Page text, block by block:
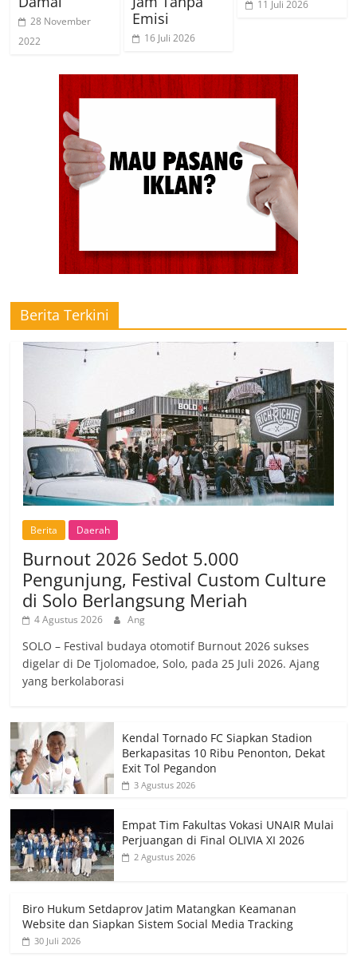
28 November
2022
Emisi
16 Juli 2026
11 Juli 2026
Berita Terkini
Berita Daerah
Burnout 2026 Sedot 5.000
Pengunjung, Festival Custom Culture
di Solo Berlangsung Meriah
4 Agustus 2026 Ang
SOLO – Festival budaya otomotif Burnout 2026 sukses
digelar di De Tjolomadoe, Solo, pada 25 Juli 2026. Ajang
yang berkolaborasi
Kendal Tornado FC Siapkan Stadion
Berkapasitas 10 Ribu Penonton, Dekat
Exit Tol Pegandon
3 Agustus 2026
Empat Tim Fakultas Vokasi UNAIR Mulai
Perjuangan di Final OLIVIA XI 2026
2 Agustus 2026
Biro Hukum Setdaprov Jatim Matangkan Keamanan
Website dan Siapkan Sistem Social Media Tracking
30 Juli 2026